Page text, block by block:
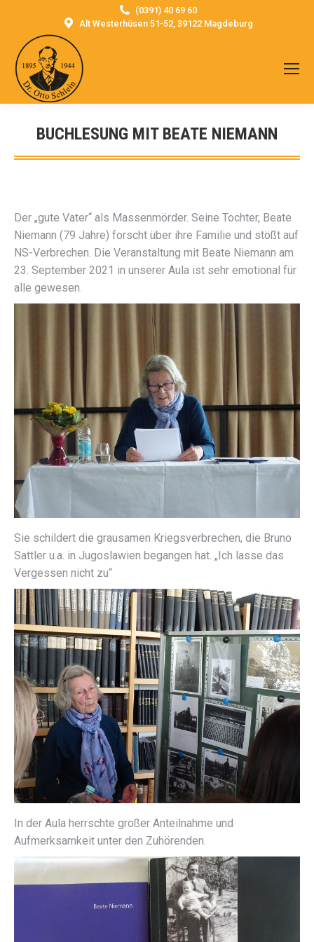
(0391) 40 69 60
Alt Westerhüsen 51-52, 39122 Magdeburg
BUCHLESUNG MIT BEATE NIEMANN
Sie befinden sich hier:
Der „gute Vater“ als Massenmörder. Seine Tochter, Beate
Niemann (79 Jahre) forscht über ihre Familie und stößt auf
NS-Verbrechen. Die Veranstaltung mit Beate Niemann am
23. September 2021 in unserer Aula ist sehr emotional für
alle gewesen.
Sie schildert die grausamen Kriegsverbrechen, die Bruno
Sattler u.a. in Jugoslawien begangen hat. „Ich lasse das
Vergessen nicht zu“
In der Aula herrschte großer Anteilnahme und
Aufmerksamkeit unter den Zuhörenden.